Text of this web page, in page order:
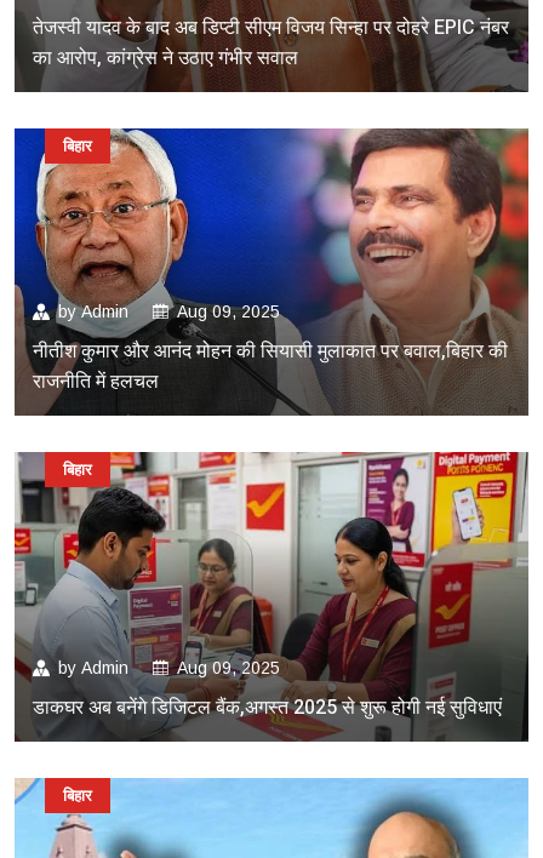
तेजस्वी यादव के बाद अब डिप्टी सीएम विजय सिन्हा पर दोहरे EPIC नंबर
का आरोप, कांग्रेस ने उठाए गंभीर सवाल
byAdmin Aug 09, 2025
नीतीश कुमार और आनंद मोहन की सियासी मुलाकात पर बवाल,बिहार की
राजनीति में हलचल
बिहार
by Admin Aug 09, 2025
डाकघर अब बनेंगे डिजिटल बैंक,अगस्त 2025 से शुरू होगी नई सुविधाएं
बिहार
बिहार